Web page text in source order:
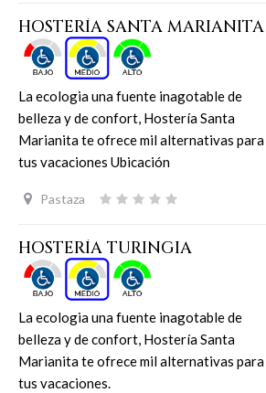
HOSTERÍA SANTA MARIANITA
La ecologia una fuente inagotable de
belleza y de confort, Hostería Santa
Marianita te ofrece mil alternativas para
tus vacaciones Ubicación
Pastaza
HOSTERÍA TURINGIA
La ecologia una fuente inagotable de
belleza y de confort, Hostería Santa
Marianita te ofrece mil alternativas para
tus vacaciones.